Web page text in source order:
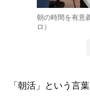
朝の時間を有意
ロ）
「朝活」という言